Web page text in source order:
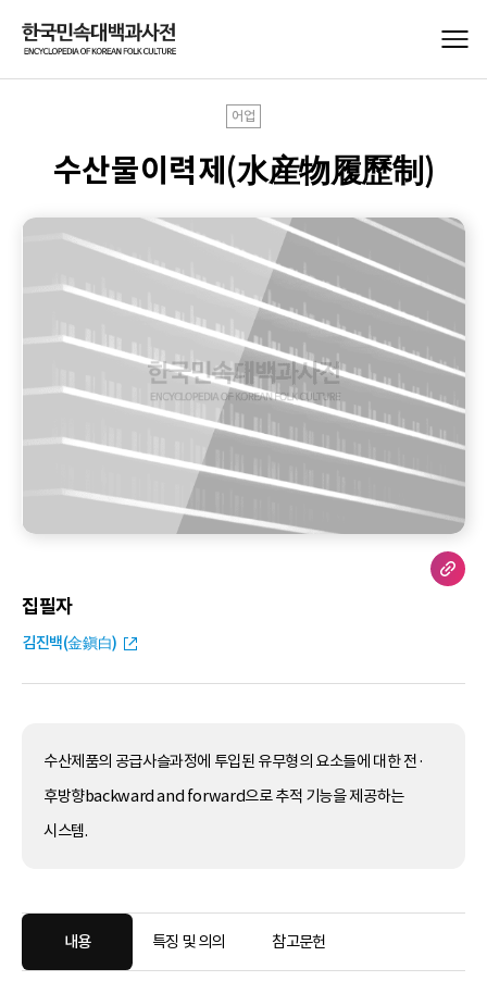
어업
수산물이력제(水産物履歷制)
집필자
김진백(金鎭白)
수산제품의 공급사슬과정에 투입된 유무형의 요소들에 대한 전·
후방향backward and forward으로 추적 기능을 제공하는
시스템.
내용 특징 및 의의 참고문헌